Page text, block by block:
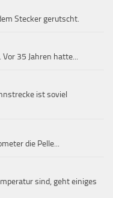
Stecker gerutscht.
35 Jahren hatte...
ist soviel
die Pelle...
sind, geht einiges